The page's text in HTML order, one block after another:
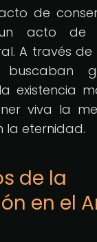
de
acto de
A través de
buscaban
existencia
viva la
la eternidad.
de la
en el